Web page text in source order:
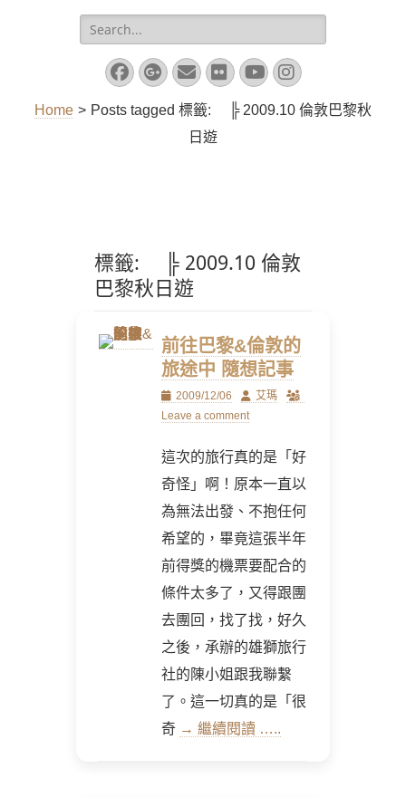
Search
for:
Facebook
Googleplus
EmailFlickrYouTube
Instagram
Home > Posts tagged 標籤:
╠ 2009.10 倫敦巴黎秋
日遊
標籤:
╠ 2009.10 倫敦
巴黎秋日遊
前往巴黎&倫敦的
旅途中 隨想記事
Posted
on
2009/12/06 Author
艾瑪
Leave a comment
這次的旅行真的是「好
奇怪」啊！原本一直以
為無法出發、不抱任何
希望的，畢竟這張半年
前得獎的機票要配合的
條件太多了，又得跟團
去團回，找了找，好久
之後，承辦的雄獅旅行
社的陳小姐跟我聯繫
了。這一切真的是「很
奇 → 繼續閱讀 …..